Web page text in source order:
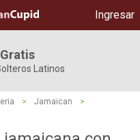
Ingresar
Latinos
> Jamaican
>